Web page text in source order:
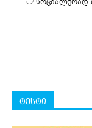
ტესტი